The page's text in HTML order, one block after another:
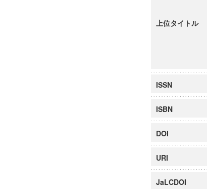
上位タイトル
ISSN
ISBN
DOI
URI
JaLCDOI